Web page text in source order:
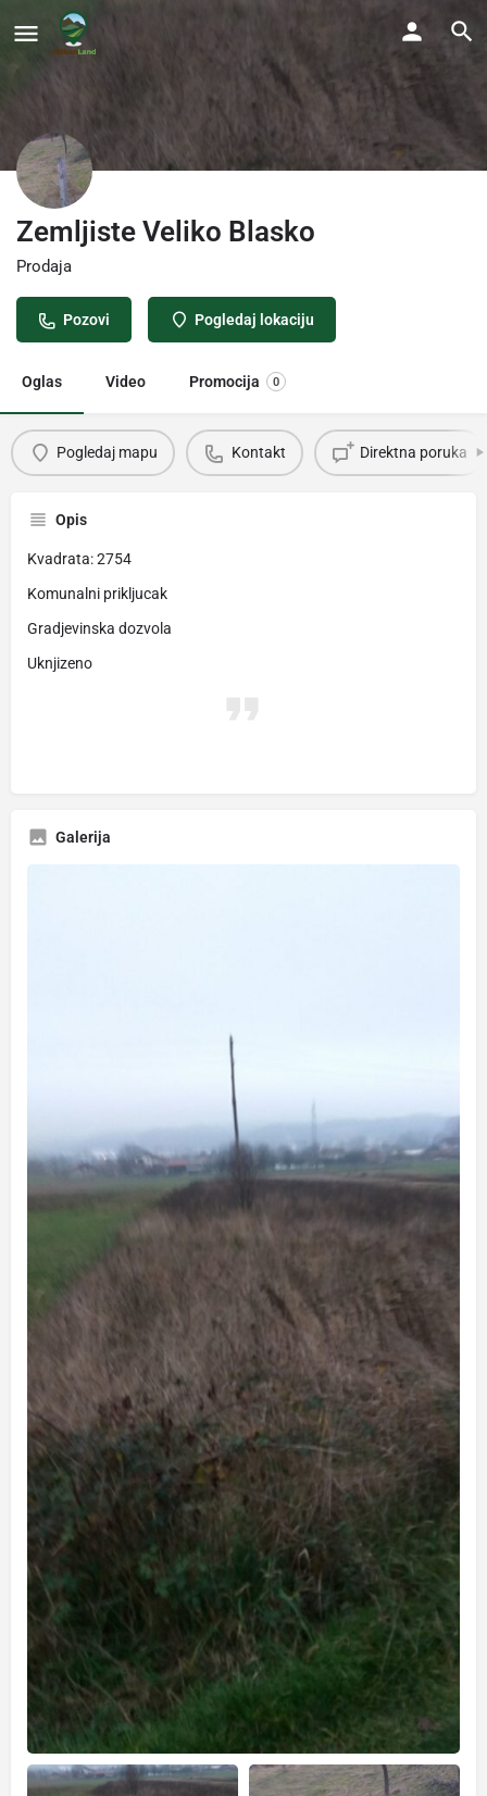
Zemljiste Veliko Blasko
Prodaja
Pozovi Pogledaj lokaciju
Oglas Video Promocija 0
Pogledaj mapu Kontakt Direktna poruka
Opis
Kvadrata: 2754
Komunalni prikljucak
Gradjevinska dozvola
Uknjizeno
Galerija